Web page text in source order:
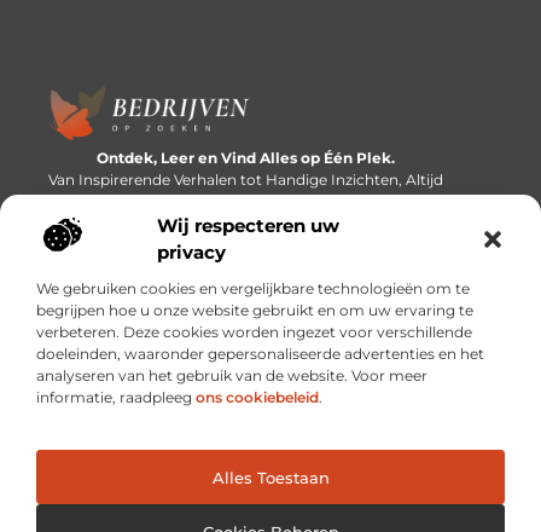
Wij respecteren uw
privacy
We gebruiken cookies en vergelijkbare technologieën om te
begrijpen hoe u onze website gebruikt en om uw ervaring te
verbeteren. Deze cookies worden ingezet voor verschillende
doeleinden, waaronder gepersonaliseerde advertenties en het
analyseren van het gebruik van de website. Voor meer
informatie, raadpleeg ons cookiebeleid.
Alles Toestaan
Ontdek, Leer en Vind Alles op Één Plek.
Van Inspirerende Verhalen tot Handige Inzichten, Altijd
Binnen Handbereik.
Bericht categorie
Onze informatie
@2025 www.bedrijvenopzoeken.nl. All Right Reserved.